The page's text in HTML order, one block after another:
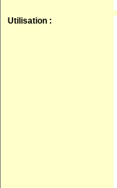
Utilisation :